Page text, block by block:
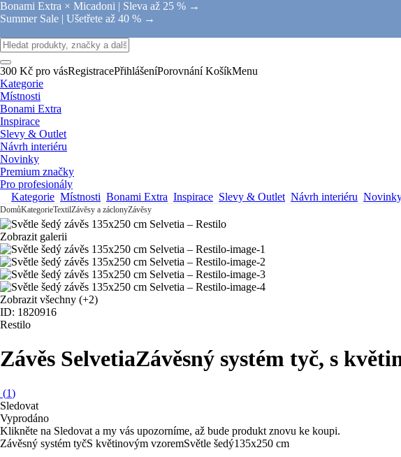
Bonami Extra × Micadoni | Sleva až 25 % →
Summer Sale | Ušetřete až 40 % →
300 Kč pro vásRegistracePřihlášeníPorovnání KošíkMenu
Kategorie
Místnosti
Bonami Extra
Inspirace
Slevy & Outlet
Návrh interiéru
Novinky
Premium značky
Pro profesionály
Kategorie Místnosti Bonami Extra Inspirace Slevy & Outlet Návrh interiéru
DomůKategorieTextilZávěsy a záclonyZávěsy
Zobrazit galerii
Zobrazit všechny (+2)
ID: 1820916
Restilo
Závěs SelvetiaZávěsný systém tyč, s
(1)
Sledovat
Vyprodáno
Klikněte na Sledovat a my vás upozorníme, až bude produkt znovu ke koupi.
Závěsný systém tyčS květinovým vzoremSvětle šedý135x250 cm